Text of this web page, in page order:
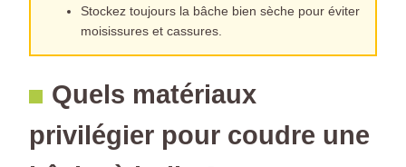
Stockez toujours la bâche bien sèche pour éviter
moisissures et cassures.
Quels matériaux
privilégier pour coudre une